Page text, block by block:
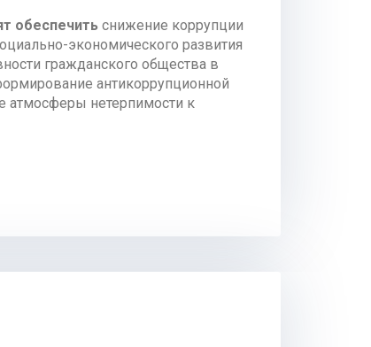
обеспечить снижение коррупции
экономического развития
гражданского общества в
антикоррупционной
атмосферы нетерпимости к